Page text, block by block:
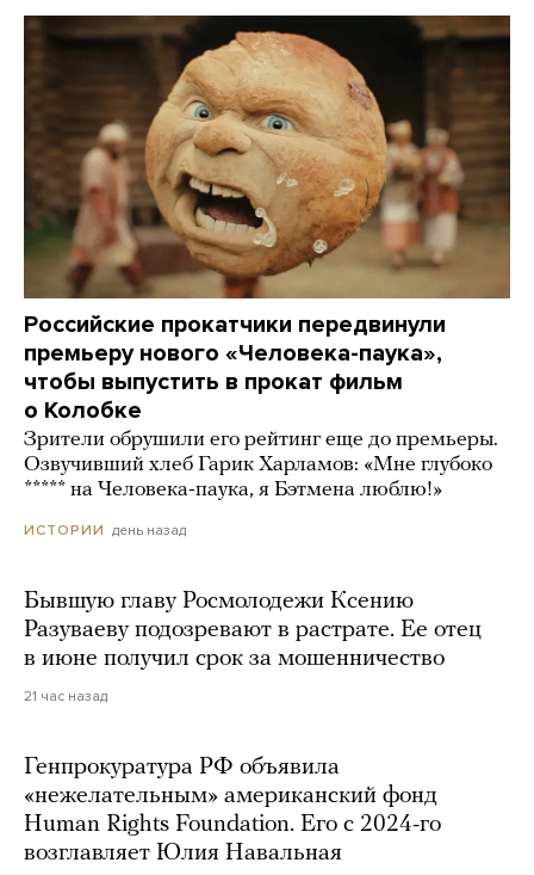
Российские прокатчики передвинули
премьеру нового «Человека-паука»,
чтобы выпустить в прокат фильм
о Колобке
Зрители обрушили его рейтинг еще до премьеры.
Озвучивший хлеб Гарик Харламов: «Мне глубоко
***** на Человека-паука, я Бэтмена люблю!»
ИСТОРИИ день назад
Бывшую главу Росмолодежи Ксению
Разуваеву подозревают в растрате. Ее отец
в июне получил срок за мошенничество
21 час назад
Генпрокуратура РФ объявила
«нежелательным» американский фонд
Human Rights Foundation. Его с 2024-го
возглавляет Юлия Навальная